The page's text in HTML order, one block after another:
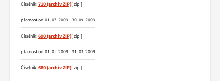
Číselník:710 [ zip ]
platnost od 01. 07. 2009 - 30. 09. 2009
Číselník:690 [ zip ]
platnost od 01. 01. 2009 - 31. 03. 2009
Číselník:680 [ zip ]